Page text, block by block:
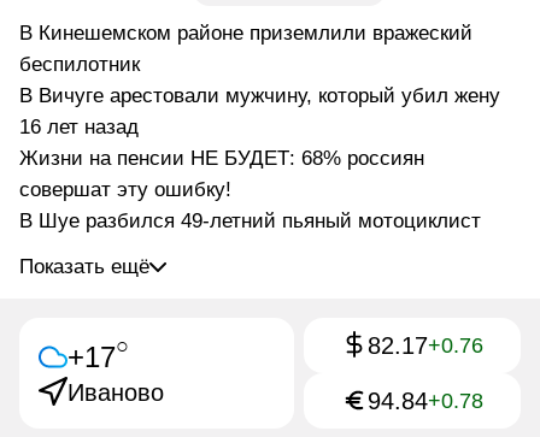
В Кинешемском районе приземлили вражеский
беспилотник
В Вичуге арестовали мужчину, который убил жену
16 лет назад
Жизни на пенсии НЕ БУДЕТ: 68% россиян
совершат эту ошибку!
В Шуе разбился 49-летний пьяный мотоциклист
Показать ещё
+17○
Иваново
82.17+0.76
94.84+0.78